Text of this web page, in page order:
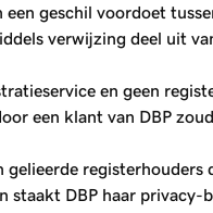
geschil voordoet
verwijzing deel uit
en geen
een klant van DBP
staakt DBP haar